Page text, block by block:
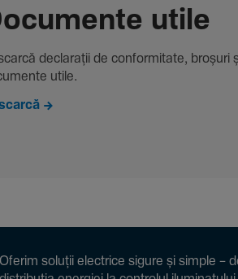
utile
decla­rații de conformitate, broșuri
utile.
soluții electrice sigure și simple –